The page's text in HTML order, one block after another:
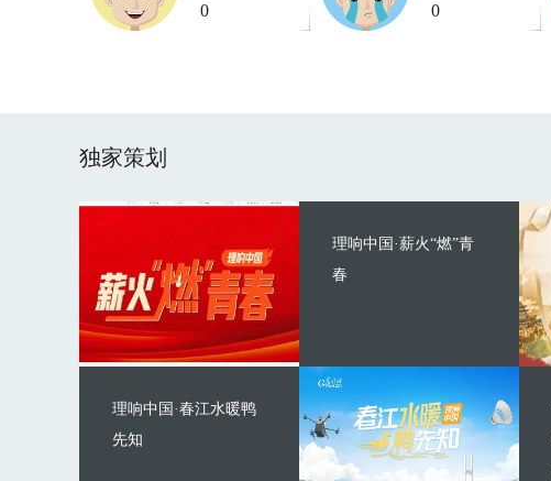
0 0
独家策划
理响中国·薪火“燃”青
春
理响中国·春江水暖鸭
先知